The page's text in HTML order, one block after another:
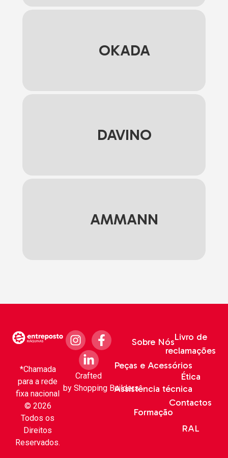
OKADA
DAVINO
AMMANN
*Chamada
para a rede
fixa nacional
© 2026
Todos os
Direitos
Reservados.
Sobre Nós
Peças e Acessórios
Assistência técnica
Formação
Livro de
reclamações
Ética
Contactos
RAL
Crafted
by Shopping Builders